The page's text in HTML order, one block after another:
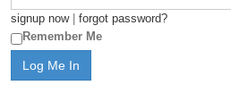
signup now| forgot password?
Remember Me